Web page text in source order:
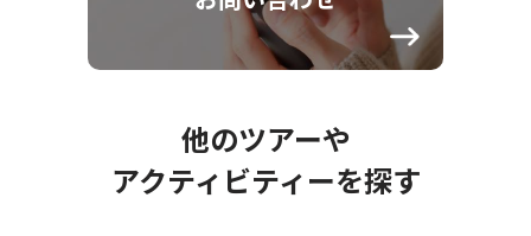
他のツアーや
アクティビティーを探す